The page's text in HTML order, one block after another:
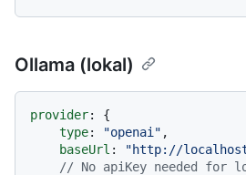
Ollama (lokal)
provider: {
type: "openai" ,
baseUrl : "http://
// No apiKey needed for